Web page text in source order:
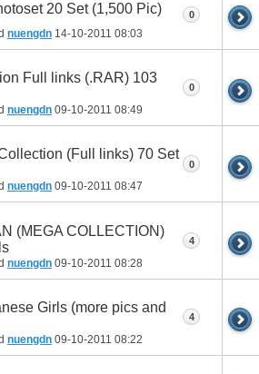
20 Set (1,500 Pic)
nuengdn 14-10-2011 08:03
0
Full links (.RAR) 103
nuengdn 09-10-2011 08:49
0
(Full links) 70 Set
nuengdn 09-10-2011 08:47
0
(MEGA COLLECTION)
nuengdn 09-10-2011 08:28
4
Girls (more pics and
nuengdn 09-10-2011 08:22
4